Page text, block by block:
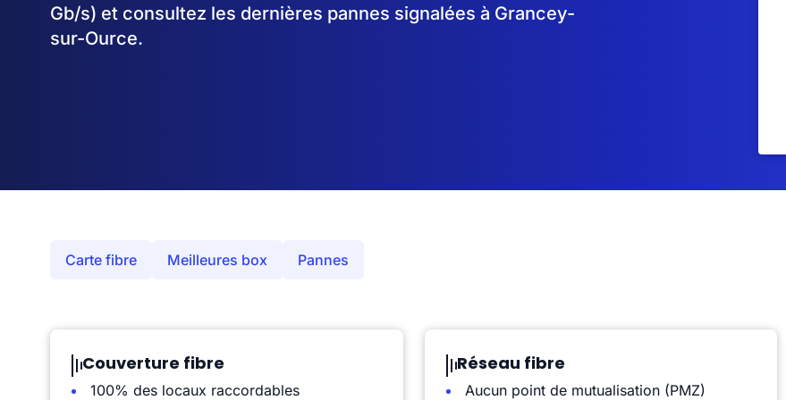
Gb/s) et consultez les dernières pannes signalées à Grancey-
sur-Ource.
Carte fibre Meilleures box Pannes
Couverture fibre
100% des locaux raccordables
Réseau fibre
Aucun point de mutualisation (PMZ)